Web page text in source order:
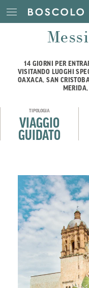
14 GIORNI PER
VISITANDO LUOGHI
OAXACA, SAN
TIPOLOGIA
VIAGGIO
GUIDATO